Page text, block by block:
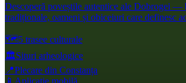
Descoperă poveștile autentice ale Dobrogei —
tradiționale, oameni și obiceiuri care definesc
🗺️5 trasee culturale
🏛️Situri arheologice
📍Plecare din Constanța
📱 Aplicație mobilă